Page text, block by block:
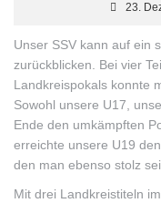
23.
Unser SSV kann auf ein
zurückblicken. Bei vier
Landkreispokals konnte
Sowohl unsere U17,
Ende den umkämpften
erreichte unsere U19
den man ebenso stolz
Mit drei Landkreistiteln